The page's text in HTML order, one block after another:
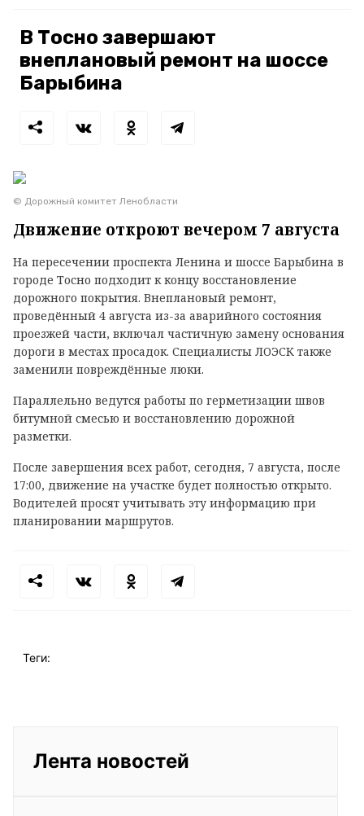
В Тосно завершают
внеплановый ремонт на шоссе
Барыбина
© Дорожный комитет Ленобласти
Движение откроют вечером 7 августа
На пересечении проспекта Ленина и шоссе Барыбина в
городе Тосно подходит к концу восстановление
дорожного покрытия. Внеплановый ремонт,
проведённый 4 августа из-за аварийного состояния
проезжей части, включал частичную замену основания
дороги в местах просадок. Специалисты ЛОЭСК также
заменили повреждённые люки.
Параллельно ведутся работы по герметизации швов
битумной смесью и восстановлению дорожной
разметки.
После завершения всех работ, сегодня, 7 августа, после
17:00, движение на участке будет полностью открыто.
Водителей просят учитывать эту информацию при
планировании маршрутов.
Теги:
Лента новостей